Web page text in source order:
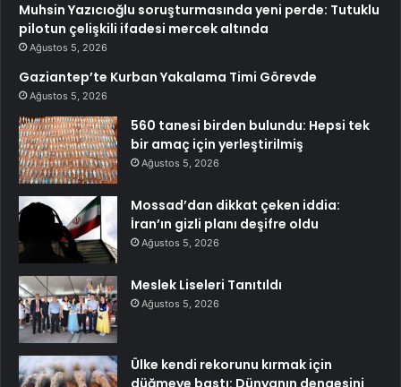
Muhsin Yazıcıoğlu soruşturmasında yeni perde: Tutuklu
pilotun çelişkili ifadesi mercek altında
Ağustos 5, 2026
Gaziantep’te Kurban Yakalama Timi Görevde
Ağustos 5, 2026
560 tanesi birden bulundu: Hepsi tek
bir amaç için yerleştirilmiş
Ağustos 5, 2026
Mossad’dan dikkat çeken iddia:
İran’ın gizli planı deşifre oldu
Ağustos 5, 2026
Meslek Liseleri Tanıtıldı
Ağustos 5, 2026
Ülke kendi rekorunu kırmak için
düğmeye bastı: Dünyanın dengesini